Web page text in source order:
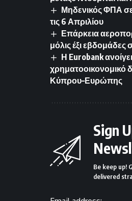
Μηδενικός ΦΠΑ
τις 6 Απριλίου
Επάρκεια
μόλις έξι
Η Eurobank
χρηματοοικονομικό
Κύπρου–Ευρώπης
Sign
Be keep up!
delivered